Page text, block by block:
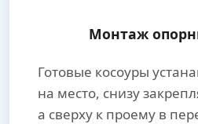
Монтаж
Готовые косоуры
на место, снизу
а сверху к проему в